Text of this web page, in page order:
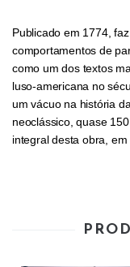
Publicado em 1774,
comportamentos de
como um dos textos
luso-americana no
um vácuo na história
neoclássico, quase
integral desta obra,